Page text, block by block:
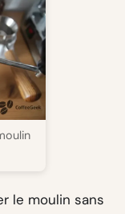
le moulin sans